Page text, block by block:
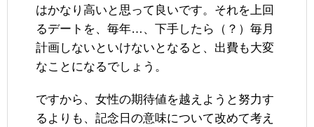
はかなり高いと思って良いです。それを上回
るデートを、毎年…、下手したら（？）毎月
計画しないといけないとなると、出費も大変
なことになるでしょう。
ですから、女性の期待値を越えようと努力す
るよりも、記念日の意味について改めて考え